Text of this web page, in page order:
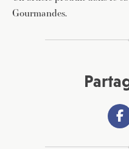
Gourmandes.